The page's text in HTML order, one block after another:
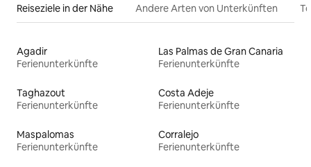
Reiseziele in der Nähe Andere Arten von Unterkünften
Agadir
Ferienunterkünfte
Las Palmas de Gran Canaria
Ferienunterkünfte
Taghazout
Ferienunterkünfte
Costa Adeje
Ferienunterkünfte
Maspalomas
Ferienunterkünfte
Corralejo
Ferienunterkünfte